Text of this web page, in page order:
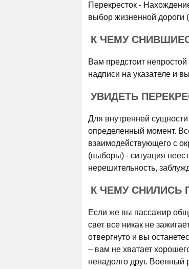
Перекресток -
выбор жизненной дороги
К ЧЕМУ
Вам предстоит непростой
надписи на указателе и
УВИДЕТЬ
Для внутренней сущности
определенный момент.
взаимодействующего с
(выборы) - ситуация
нерешительность,
К ЧЕМУ СНИЛИСЬ
Если же вы пассажир
свет все никак не
отвергнуто и вы
– вам не хватает
ненадолго друг. Военный